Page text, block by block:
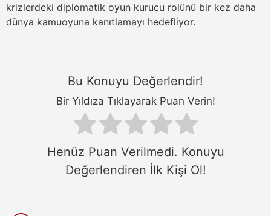
krizlerdeki diplomatik oyun kurucu rolünü bir kez daha
dünya kamuoyuna kanıtlamayı hedefliyor.
Bu Konuyu Değerlendir!
Bir Yıldıza Tıklayarak Puan Verin!
Henüz Puan Verilmedi. Konuyu
Değerlendiren İlk Kişi Ol!